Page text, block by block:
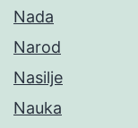
Nada
Narod
Nasilje
Nauka